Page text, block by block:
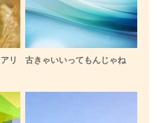
リ
古きゃいいってもんじゃね